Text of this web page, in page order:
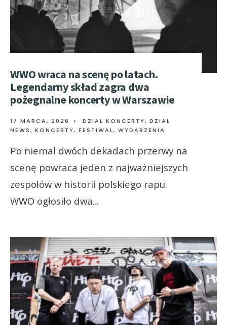
WWO wraca na scenę po latach.
Legendarny skład zagra dwa
pożegnalne koncerty w Warszawie
17 MARCA, 2026 • DZIAŁ KONCERTY, DZIAŁ
NEWS, KONCERTY, FESTIWAL, WYDARZENIA
Po niemal dwóch dekadach przerwy na
scenę powraca jeden z najważniejszych
zespołów w historii polskiego rapu.
WWO ogłosiło dwa...